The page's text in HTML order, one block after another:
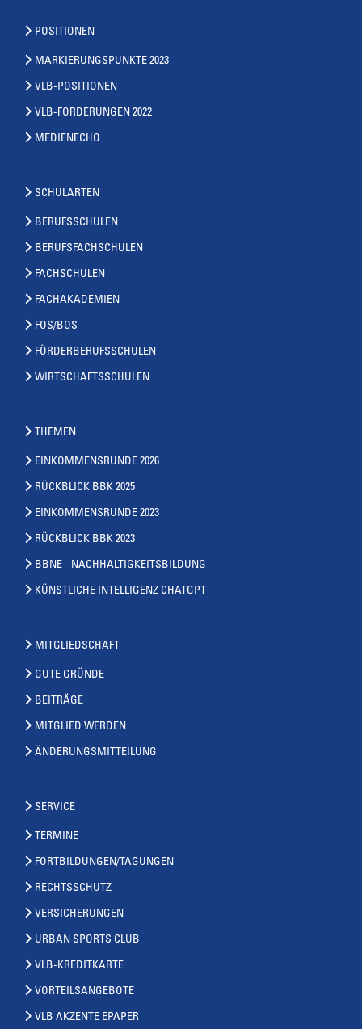
POSITIONEN
MARKIERUNGSPUNKTE 2023
VLB-POSITIONEN
VLB-FORDERUNGEN 2022
MEDIENECHO
SCHULARTEN
BERUFSSCHULEN
BERUFSFACHSCHULEN
FACHSCHULEN
FACHAKADEMIEN
FOS/BOS
FÖRDERBERUFSSCHULEN
WIRTSCHAFTSSCHULEN
THEMEN
EINKOMMENSRUNDE 2026
RÜCKBLICK BBK 2025
EINKOMMENSRUNDE 2023
RÜCKBLICK BBK 2023
BBNE - NACHHALTIGKEITSBILDUNG
KÜNSTLICHE INTELLIGENZ CHATGPT
MITGLIEDSCHAFT
GUTE GRÜNDE
BEITRÄGE
MITGLIED WERDEN
ÄNDERUNGSMITTEILUNG
SERVICE
TERMINE
FORTBILDUNGEN/TAGUNGEN
RECHTSSCHUTZ
VERSICHERUNGEN
URBAN SPORTS CLUB
VLB-KREDITKARTE
VORTEILSANGEBOTE
VLB AKZENTE EPAPER